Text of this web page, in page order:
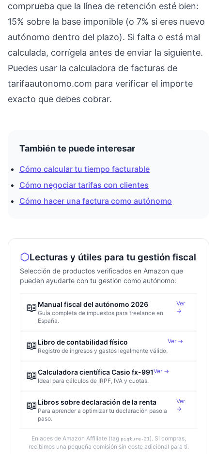
comprueba que la línea de retención esté bien:
15% sobre la base imponible (o 7% si eres nuevo
autónomo dentro del plazo). Si falta o está mal
calculada, corrígela antes de enviar la siguiente.
Puedes usar la calculadora de facturas de
tarifaautonomo.com para verificar el importe
exacto que debes cobrar.
También te puede interesar
Cómo calcular tu tiempo facturable
Cómo negociar tarifas con clientes
Cómo hacer una factura como autónomo
Lecturas y útiles para tu gestión fiscal
Selección de productos verificados en Amazon que
pueden ayudarte con tu gestión como autónomo:
📖 Manual fiscal del autónomo 2026
Guía completa de impuestos para freelance en
España.
Ver
→
📖 Libro de contabilidad físico
Registro de ingresos y gastos legalmente válido.
Ver →
📖Calculadora científica Casio fx-991
Ideal para cálculos de IRPF, IVA y cuotas.
Ver →
📖 Libros sobre declaración de la renta
Para aprender a optimizar tu declaración paso a
paso.
Ver
→
Enlaces de Amazon Affiliate (tag piqture-21 ). Si compras,
recibimos una pequeña comisión sin coste adicional para ti.